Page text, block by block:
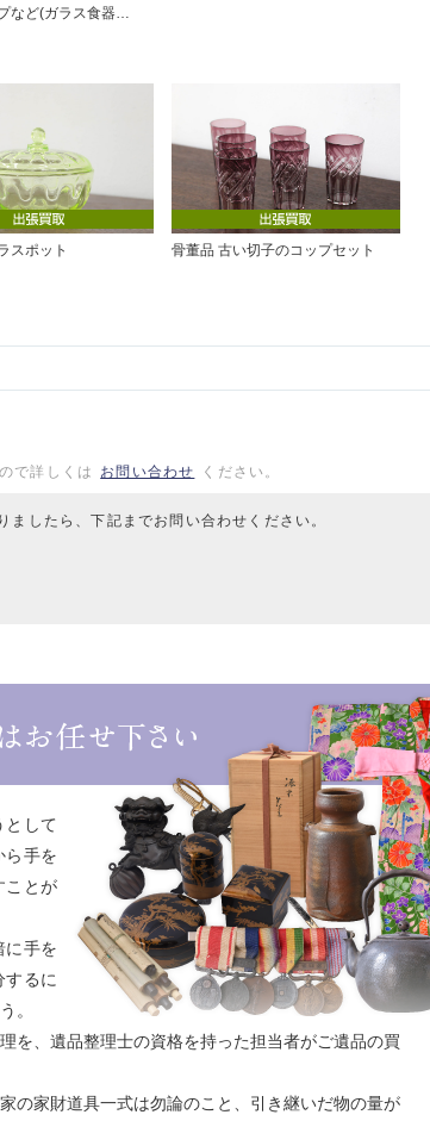
など(ガラス食器…
スポット 骨董品 古い切子のコップセット
で詳しくは お問い合わせ ください。
したら、下記までお問い合わせください。
として
ら手を
ことが
に手を
するに
。
を、遺品整理士の資格を持った担当者がご遺品の買
の家財道具一式は勿論のこと、引き継いだ物の量が